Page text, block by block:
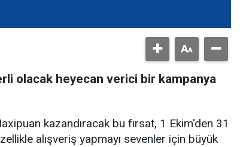
olacak heyecan verici bir kampanya
kazandıracak bu fırsat, 1 Ekim'den 31
alışveriş yapmayı sevenler için büyük